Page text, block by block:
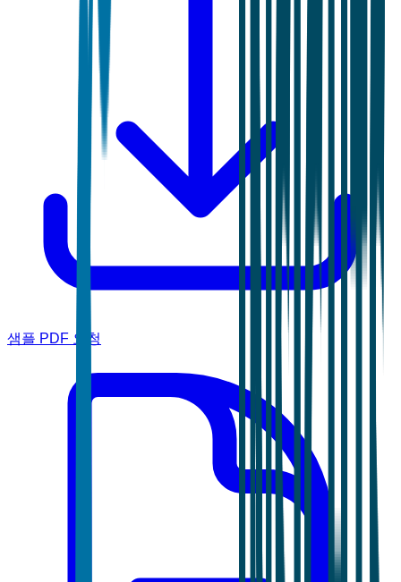
샘플 PDF 요청